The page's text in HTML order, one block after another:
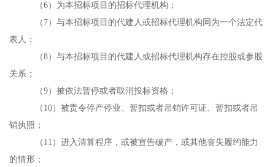
（6）为本招标项目的招标代理机构；
（ 7）与本招标项目的代建人或招标代理机构同为一个法定代
表人；
（8）与本招标项目的代建人或招标代理机构存在控股或参股
关系；
（9）被依法暂停或者取消投标资格；
（ 10）被责令停产停业、暂扣或者吊销许可证、暂扣或者吊
销执照；
（ 11 ）进入清算程序，或被宣告破产，或其他丧失履约能力
的情形；